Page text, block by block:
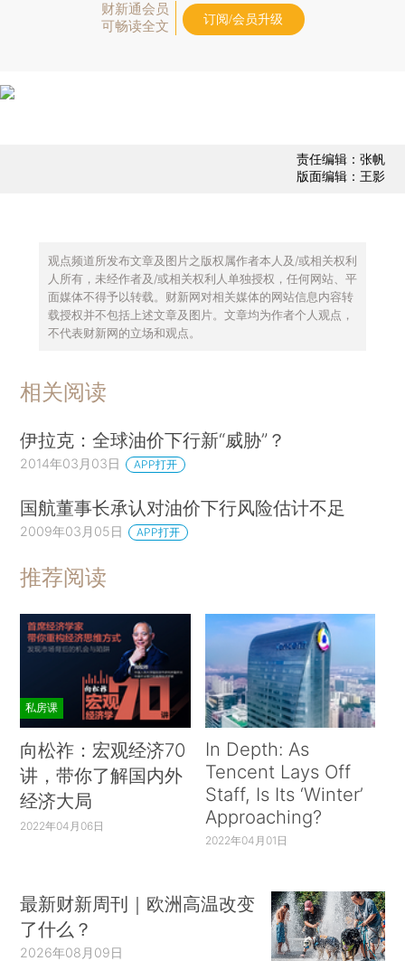
财新通会员
可畅读全文
订阅/会员升级
责任编辑：张帆
版面编辑：王影
观点频道所发布文章及图片之版权属作者本人及/或相关权利
人所有，未经作者及/或相关权利人单独授权，任何网站、平
面媒体不得予以转载。财新网对相关媒体的网站信息内容转
载授权并不包括上述文章及图片。文章均为作者个人观点，
不代表财新网的立场和观点。
相关阅读
伊拉克：全球油价下行新“威胁”？
2014年03月03日 APP打开
国航董事长承认对油价下行风险估计不足
2009年03月05日 APP打开
推荐阅读
私房课
向松祚：宏观经济70
讲，带你了解国内外
经济大局
2022年04月06日
In Depth: As
Tencent Lays Off
Staff, Is Its ‘Winter’
Approaching?
2022年04月01日
最新财新周刊｜欧洲高温改变
了什么？
2026年08月09日